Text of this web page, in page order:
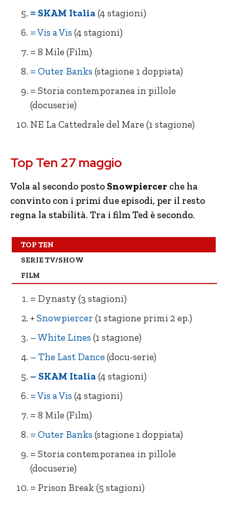
= SKAM Italia (4 stagioni)
= Vis a Vis (4 stagioni)
= 8 Mile (Film)
= Outer Banks (stagione 1 doppiata)
= Storia contemporanea in pillole
(docuserie)
NE La Cattedrale del Mare (1 stagione)
= Snowpiercer (1 stagione primi 2 ep.)
= White Lines (1 stagione)
= The Last Dance (docu-serie)
= Vis a Vis (4 stagioni)
= Outer Banks (stagione 1 doppiata)
= Storia contemporanea in pillole
(docuserie)
NE La Cattedrale del Mare (1 stagione)
= Prison Break (5 stagioni)
= Ted
+ Un uragano all’improvviso
– Cell Block 99 Nessuno può fermarmi
+ Love
+ One Day
– La Missy Sbagliata
= Ti amo, imbecille
L’altra metà
Top Ten 27 maggio
Vola al secondo posto Snowpiercer che ha
convinto con i primi due episodi, per il resto
regna la stabilità. Tra i film Ted è secondo.
TOP TEN
SERIE TV/SHOW
FILM
= Dynasty (3 stagioni)
+ Snowpiercer (1 stagione primi 2 ep.)
– White Lines (1 stagione)
– The Last Dance(docu-serie)
– SKAM Italia (4 stagioni)
= Vis a Vis (4 stagioni)
= 8 Mile (Film)
= Outer Banks (stagione 1 doppiata)
= Storia contemporanea in pillole
(docuserie)
= Prison Break (5 stagioni)